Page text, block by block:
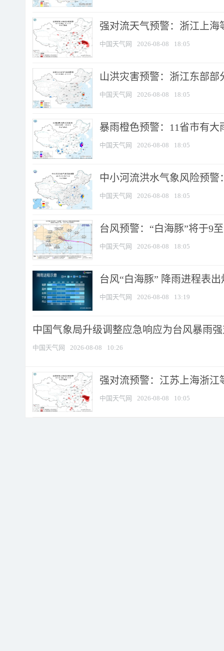
强对流天气预警：浙江上海
中国天气网 2026-08-08 18:05
山洪灾害预警：浙江东部
中国天气网 2026-08-08 18:05
暴雨橙色预警：11省市有
中国天气网 2026-08-08 18:05
中小河流洪水气象风险预
中国天气网 2026-08-08 18:05
台风预警：“白海豚”将于9
中国天气网 2026-08-08 18:05
台风“白海豚” 降雨进程表
中国天气网 2026-08-08 13:19
中国气象局升级调整应急响应为台风暴雨
中国天气网 2026-08-08 10:26
强对流预警：江苏上海浙江
中国天气网 2026-08-08 10:05